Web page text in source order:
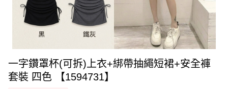
一字鑽罩杯(可拆)上衣+綁帶抽繩短裙+安全褲
套裝 四色 【1594731】